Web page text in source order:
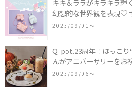
キキ＆ララがキラキラ輝
幻想的な世界観を表現♡
ツインスターズ』50周年
2025/09/01〜
Q-pot.23周年！ほっこり
んがアニバーサリーを
ーキアクセサリー」が新
「かぼちゃのオバケー
2025/09/06〜